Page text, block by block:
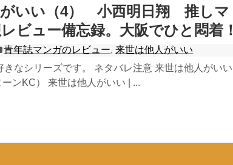
がいい（4） 小西明日翔 推しマ
ビュー備忘録。大阪でひと悶着！
青年誌マンガのレビュー,来世は他人がいい
きなシリーズです。 ネタバレ注意 来世は他人がいい
ーンKC） 来世は他人がいい | ...